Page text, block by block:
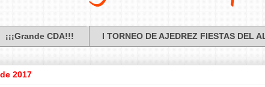
¡¡¡Grande CDA!!! I TORNEO DE AJEDREZ FIESTAS DEL
2017